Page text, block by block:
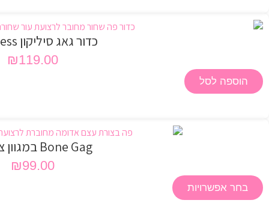
כדור גאג סיליקון Darkness
₪119.00
הוספה לסל
Bone Gag במגוון צבעים
₪99.00
בחר אפשרויות